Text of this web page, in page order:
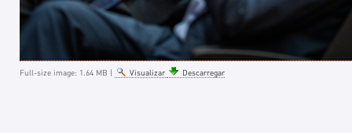
Full-size image: 1.64 MB | Visualizar Descarregar